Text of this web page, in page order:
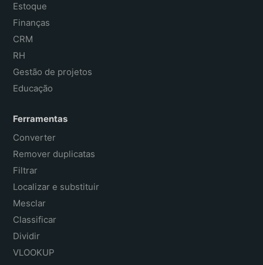
Estoque
Finanças
CRM
RH
Gestão de projetos
Educação
Ferramentas
Converter
Remover duplicatas
Filtrar
Localizar e substituir
Mesclar
Classificar
Dividir
VLOOKUP